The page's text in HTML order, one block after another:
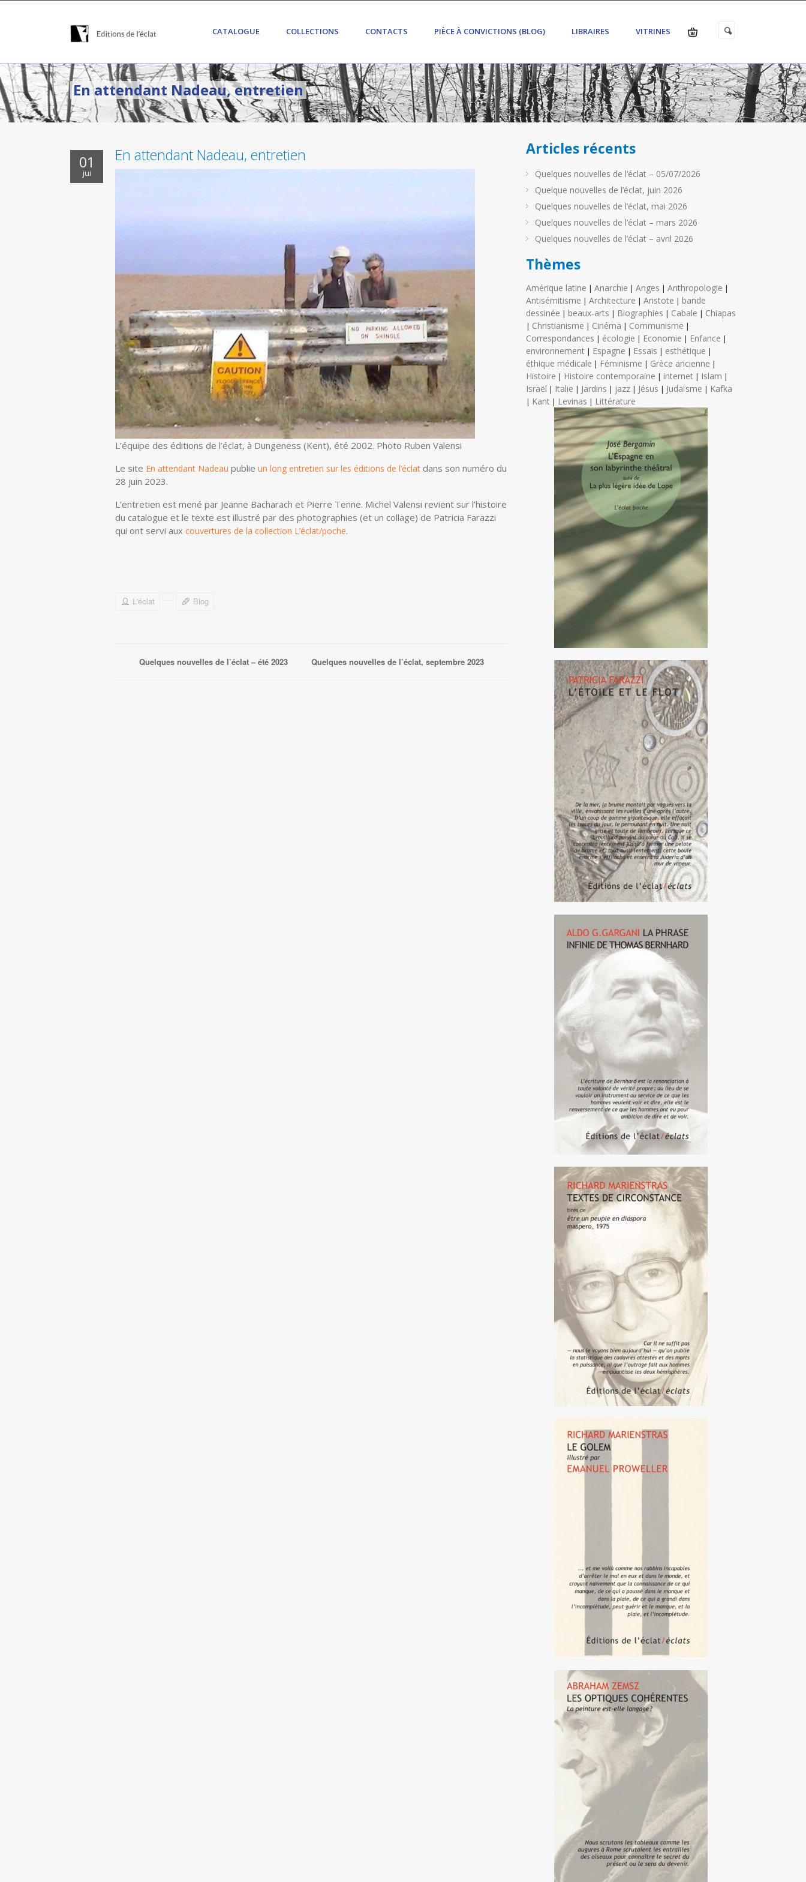
CATALOGUE COLLECTIONS CONTACTS PIÈCE À CONVICTIONS (BLOG) LIBRAIRES VITRINES
En attendant Nadeau, entretien
01
jui
En attendant Nadeau, entretien
L’équipe des éditions de l’éclat, à Dungeness (Kent), été 2002. Photo Ruben Valensi
Le site En attendant Nadeau publie un long entretien sur les éditions de l’éclat dans son numéro du
28 juin 2023.
L’entretien est mené par Jeanne Bacharach et Pierre Tenne. Michel Valensi revient sur l’histoire
du catalogue et le texte est illustré par des photographies (et un collage) de Patricia Farazzi
qui ont servi aux couvertures de la collection L’éclat/poche.
L'éclat Blog
Quelques nouvelles de l’éclat – été 2023 Quelques nouvelles de l’éclat, septembre 2023
Articles récents
Quelques nouvelles de l’éclat – 05/07/2026
Quelque nouvelles de l’éclat, juin 2026
Quelques nouvelles de l’éclat, mai 2026
Quelques nouvelles de l’éclat – mars 2026
Quelques nouvelles de l’éclat – avril 2026
Thèmes
Amérique latine | Anarchie | Anges | Anthropologie |
Antisémitisme | Architecture | Aristote | bande
dessinée | beaux-arts | Biographies | Cabale | Chiapas
| Christianisme | Cinéma | Communisme |
Correspondances | écologie | Economie | Enfance |
environnement | Espagne | Essais | esthétique |
éthique médicale | Féminisme | Grèce ancienne |
Histoire | Histoire contemporaine | internet | Islam |
Israël | Italie | Jardins | jazz | Jésus | Judaïsme | Kafka
| Kant | Levinas | Littérature